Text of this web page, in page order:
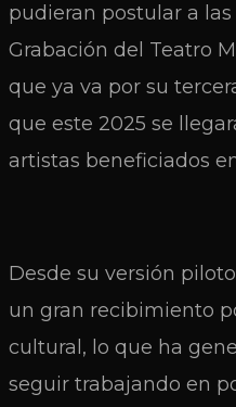
pudieran postular a
Grabación del Teatro
que ya va por su
que este 2025 se
artistas beneficiados
Desde su versión
un gran recibimiento
cultural, lo que ha
seguir trabajando en